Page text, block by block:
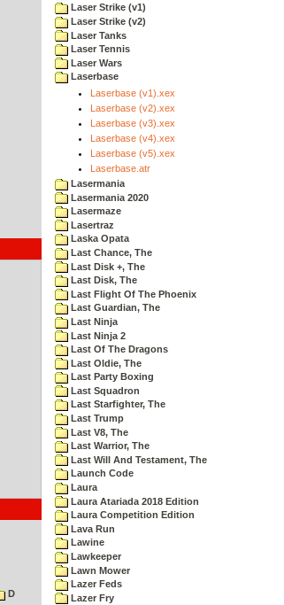
D
Laser Strike (v1)
Laser Strike (v2)
Laser Tanks
Laser Tennis
Laser Wars
Laserbase
Laserbase (v1).xex
Laserbase (v2).xex
Laserbase (v3).xex
Laserbase (v4).xex
Laserbase (v5).xex
Laserbase.atr
Lasermania
Lasermania 2020
Lasermaze
Lasertraz
Laska Opata
Last Chance, The
Last Disk +, The
Last Disk, The
Last Flight Of The Phoenix
Last Guardian, The
Last Ninja
Last Ninja 2
Last Of The Dragons
Last Oldie, The
Last Party Boxing
Last Squadron
Last Starfighter, The
Last Trump
Last V8, The
Last Warrior, The
Last Will And Testament, The
Launch Code
Laura
Laura Atariada 2018 Edition
Laura Competition Edition
Lava Run
Lawine
Lawkeeper
Lawn Mower
Lazer Feds
Lazer Fry